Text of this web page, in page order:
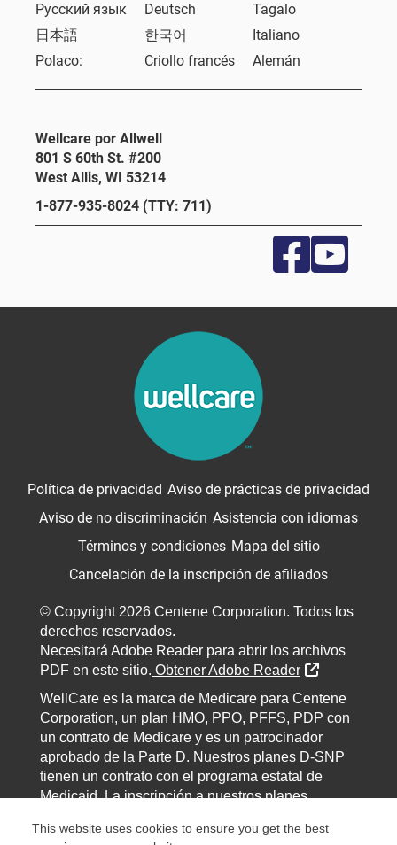
This website uses cookies to ensure you get the best
Русский язык
Deutsch
Tagalo
日本語
한국어
Italiano
Polaco:
Criollo francés Alemán
Wellcare por Allwell
801 S 60th St. #200
West Allis, WI 53214
1-877-935-8024 (TTY: 711)
Política de privacidad Aviso de prácticas de privacidad
Aviso de no discriminación Asistencia con idiomas
Términos y condiciones Mapa del sitio
Cancelación de la inscripción de afiliados
© Copyright 2026 Centene Corporation. Todos los
derechos reservados.
Necesitará Adobe Reader para abrir los archivos
PDF en este sitio. Obtener Adobe Reader
External
WellCare es la marca de Medicare para Centene
Corporation, un plan HMO, PPO, PFFS, PDP con
un contrato de Medicare y es un patrocinador
aprobado de la Parte D. Nuestros planes D-SNP
tienen un contrato con el programa estatal de
Medicaid. La inscripción a nuestros planes
Expand information...